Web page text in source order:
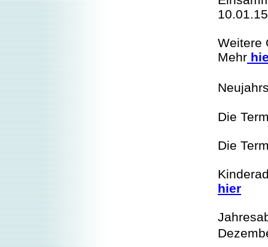
Weitere
Mehr
Die
Die
hier